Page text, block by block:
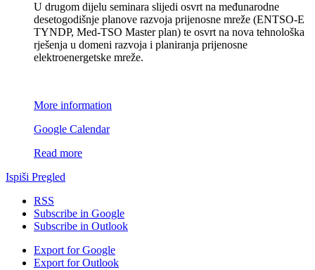
U drugom dijelu seminara slijedi osvrt na međunarodne
desetogodišnje planove razvoja prijenosne mreže (ENTSO-E
TYNDP, Med-TSO Master plan) te osvrt na nova tehnološka
rješenja u domeni razvoja i planiranja prijenosne
elektroenergetske mreže.
More information
Google Calendar
Read more
Ispiši Pregled
RSS
Subscribe in Google
Subscribe in Outlook
Export forGoogle
Export forOutlook